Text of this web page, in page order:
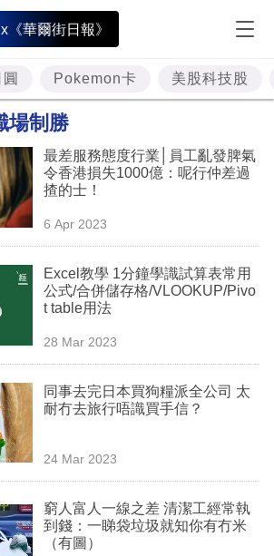
《華爾街日報》
圓 Pokemon卡 美股科技股
場制勝
最差服務態度行業│員工亂發脾氣
令香港損失1000億：呢行仲差過
揸的士！
6 Apr 2023
Excel教學 1分鐘學識試算表常用
公式/合併儲存格/VLOOKUP/Pivo
t table用法
28 Mar 2023
同事去完日本買狗糧派全公司 太
耐冇去旅行唔識買手信？
24 Mar 2023
窮人富人一線之差 清潔工經常執
到錢：一睇袋垃圾就知你有冇米
（有圖）